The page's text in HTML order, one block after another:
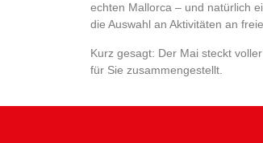
echten Mallorca – und natürlich
die Auswahl an Aktivitäten an
Kurz gesagt: Der Mai steckt
für Sie zusammengestellt.